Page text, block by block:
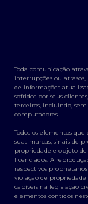
Toda comunicação
interrupções ou
de informações
sofridos por seus
terceiros, incluindo,
computadores.
Todos os elementos
suas marcas, sinais de
propriedade e objeto de
licenciados. A
respectivos
violação de
cabíveis na legislação
elementos contidos